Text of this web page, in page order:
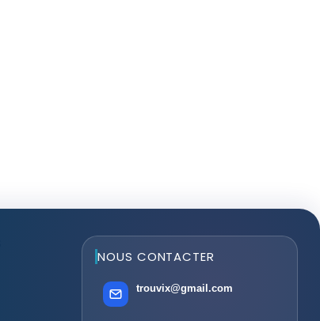
NOUS CONTACTER
trouvix@gmail.com